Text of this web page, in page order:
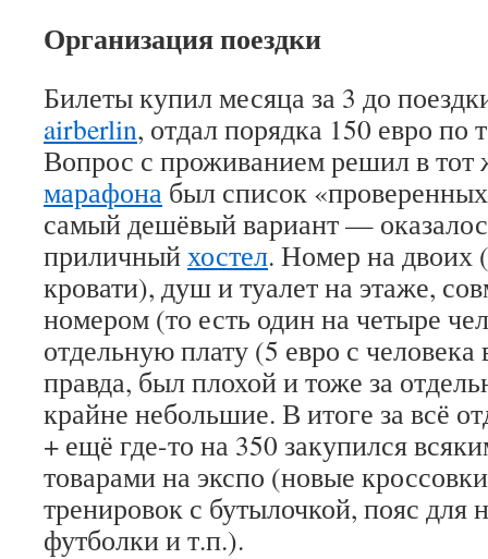
Организация поездки
Билеты купил месяца за 3 до
airberlin, отдал порядка 150 евро по
Вопрос с проживанием решил в
марафона был список
самый дешёвый вариант —
приличныйхостел. Номер на двоих
кровати), душ и туалет на этаже,
номером (то есть один на четыре
отдельную плату (5 евро с
правда, был плохой и тоже за
крайне небольшие. В итоге за всё
+ ещё где-то на 350 закупился
товарами на экспо (новые
тренировок с бутылочкой, пояс для
футболки и т.п.).